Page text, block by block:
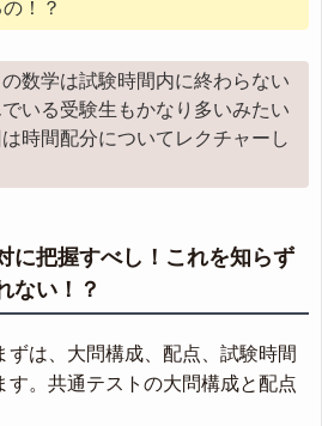
！？
数学は試験時間内に終わらない
いる受験生もかなり多いみたい
時間配分についてレクチャーし
に把握すべし！これを知らず
ない！？
ずは、大問構成、配点、試験時間
す。共通テストの大問構成と配点